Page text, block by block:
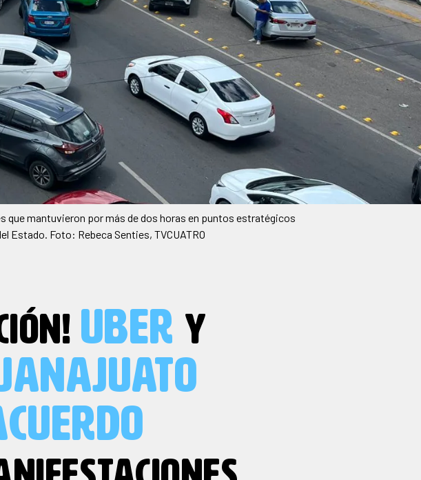
mantuvieron por más de dos horas en puntos estratégicos
Estado. Foto: Rebeca Senties, TVCUATRO
UBER Y